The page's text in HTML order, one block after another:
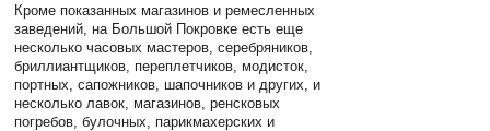
Кроме показанных магазинов и ремесленных
заведений, на Большой Покровке есть еще
несколько часовых мастеров, серебряников,
бриллиантщиков, переплетчиков, модисток,
портных, сапожников, шапочников и других, и
несколько лавок, магазинов, ренсковых
погребов, булочных, парикмахерских и